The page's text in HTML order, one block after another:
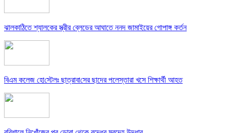
ঝালকাঠিতে শ্যালকের স্ত্রীর ব্লেডের আঘাতে ননদ জামাইয়ের গোপাঙ্গ কর্তন
বিএম কলে‌জ হো‌স্টেলঃ ছাত্রাবা‌সের ছাদের পলেস্তারা খসে শিক্ষার্থী আহত